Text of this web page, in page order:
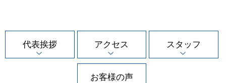
代表挨拶 アクセス スタッフ
お客様の声